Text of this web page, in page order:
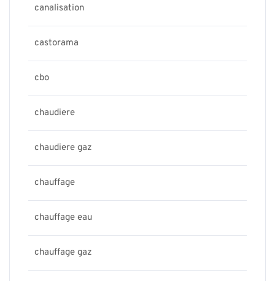
canalisation
castorama
cbo
chaudiere
chaudiere gaz
chauffage
chauffage eau
chauffage gaz